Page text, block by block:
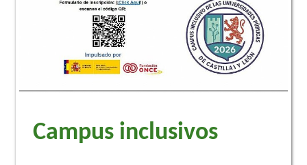
Campus inclusivos